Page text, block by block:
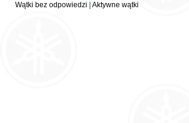
Wątki bez odpowiedzi Aktywne wątki